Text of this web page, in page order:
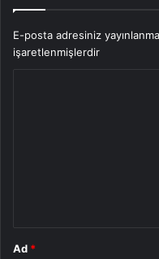
E-posta adresiniz
işaretlenmişlerdir
Ad *